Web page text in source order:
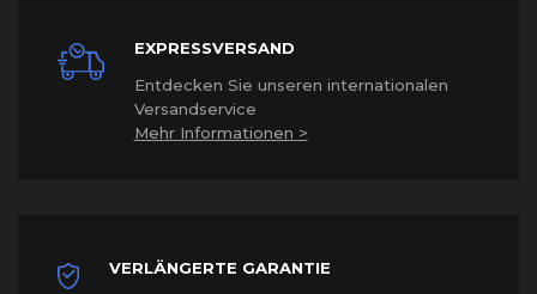
EXPRESSVERSAND
Entdecken Sie unseren internationalen
Versandservice
Mehr Informationen >
VERLÄNGERTE GARANTIE